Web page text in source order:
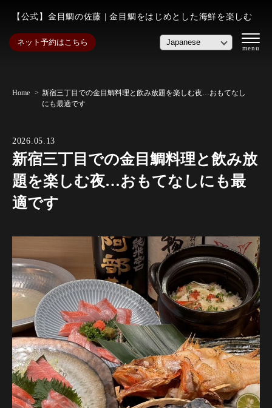
【公式】金目鯛の佐藤 | 金目鯛をはじめとした海鮮を楽しむ
ネット予約はこちら
Home
新宿三丁目での金目鯛料理と飲み放題を楽しむ夜…おもてなし
にも最適です
2026.05.13
新宿三丁目での金目鯛料理と飲み放
題を楽しむ夜…おもてなしにも最
適です